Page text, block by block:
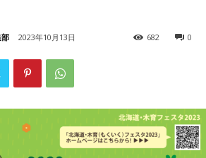
2023年10月13日 0
682